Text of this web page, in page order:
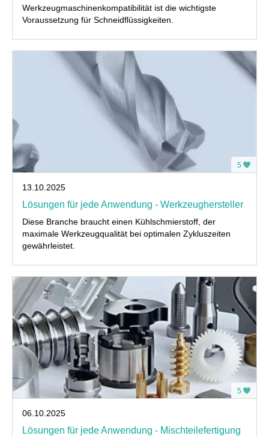
Werkzeugmaschinenkompatibilität ist die wichtigste
Voraussetzung für Schneidflüssigkeiten.
5
13.10.2025
Lösungen für jede Anwendung - Werkzeughersteller
Diese Branche braucht einen Kühlschmierstoff, der
maximale Werkzeugqualität bei optimalen Zykluszeiten
gewährleistet.
5
06.10.2025
Lösungen für jede Anwendung - Mischteilefertigung